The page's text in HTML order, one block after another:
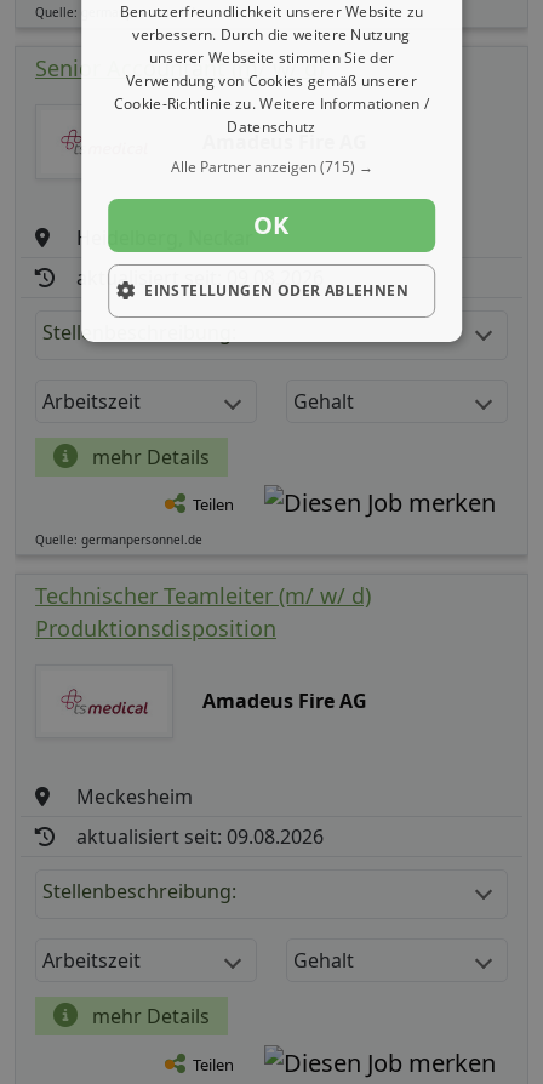
Quelle: germanpersonnel.de
Senior Accountant (m/ w/ d)
Amadeus Fire AG
Heidelberg, Neckar
aktualisiert seit: 09.08.2026
Stellenbeschreibung:
Arbeitszeit Gehalt
mehr Details
Teilen
Quelle: germanpersonnel.de
Technischer Teamleiter (m/ w/ d)
Produktionsdisposition
Amadeus Fire AG
Meckesheim
aktualisiert seit: 09.08.2026
Stellenbeschreibung:
Arbeitszeit Gehalt
mehr Details
Teilen
Benutzerfreundlichkeit unserer Website zu
verbessern. Durch die weitere Nutzung
unserer Webseite stimmen Sie der
Verwendung von Cookies gemäß unserer
Cookie-Richtlinie zu.Weitere Informationen /
Datenschutz
Alle Partner anzeigen(715) →
OK
EINSTELLUNGEN ODER ABLEHNEN